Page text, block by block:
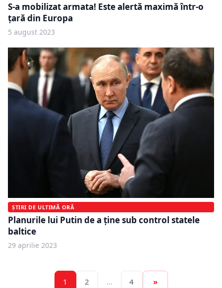
S-a mobilizat armata! Este alertă maximă într-o
țară din Europa
5 august 2023
ȘTIRI DE ULTIMĂ ORĂ
Planurile lui Putin de a ține sub control statele
baltice
29 aprilie 2023
1 2 … 4 »